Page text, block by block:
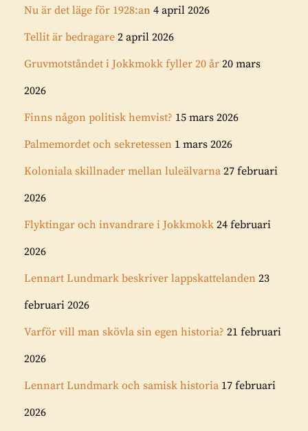
Nu är det läge för 1928:an 4 april 2026
Tellit är bedragare 2 april 2026
Gruvmotståndet i Jokkmokk fyller 20 år 20 mars
2026
Finns någon politisk hemvist? 15 mars 2026
Palmemordet och sekretessen 1 mars 2026
Koloniala skillnader mellan luleälvarna 27 februari
2026
Flyktingar och invandrare i Jokkmokk 24 februari
2026
Lennart Lundmark beskriver lappskattelanden 23
februari 2026
Varför vill man skövla sin egen historia? 21 februari
2026
Lennart Lundmark och samisk historia 17 februari
2026